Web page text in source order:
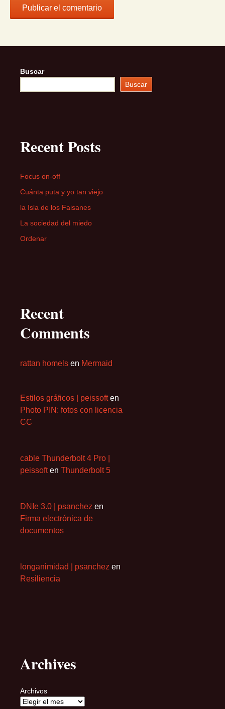
Buscar
Buscar
Recent Posts
Focus on-off
Cuánta puta y yo tan viejo
la Isla de los Faisanes
La sociedad del miedo
Ordenar
Recent
Comments
rattan homels en Mermaid
Estilos gráficos | peissoften
Photo PIN: fotos con licencia
CC
cable Thunderbolt 4 Pro |
peissoften Thunderbolt 5
DNIe 3.0 | psanchez en
Firma electrónica de
documentos
longanimidad | psanchez en
Resiliencia
Archives
Archivos